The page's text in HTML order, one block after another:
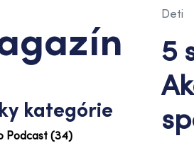
kategórie
Podcast (34)
Deti
5